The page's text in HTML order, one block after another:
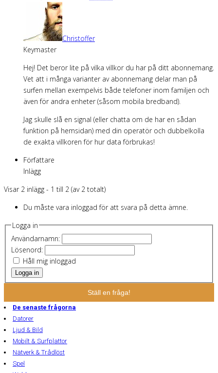
Christoffer
Keymaster
Hej! Det beror lite på vilka villkor du har på ditt abonnemang.
Vet att i många varianter av abonnemang delar man på
surfen mellan exempelvis både telefoner inom familjen och
även för andra enheter (såsom mobila bredband).
Jag skulle slå en signal (eller chatta om de har en sådan
funktion på hemsidan) med din operatör och dubbelkolla
de exakta villkoren för hur data förbrukas!
Författare
Inlägg
Visar 2 inlägg - 1 till 2 (av 2 totalt)
Du måste vara inloggad för att svara på detta ämne.
Logga in
Användarnamn:
Lösenord:
Håll mig inloggad
Logga in
Ställ en fråga!
De senaste frågorna
Datorer
Ljud & Bild
Mobilt & Surfplattor
Nätverk & Trådlöst
Spel